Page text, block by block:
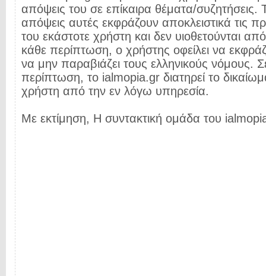
απόψεις του σε επίκαιρα θέματα/συζητήσεις.
απόψεις αυτές εκφράζουν αποκλειστικά τις
του εκάστοτε χρήστη και δεν υιοθετούνται
κάθε περίπτωση, ο χρήστης οφείλει να
να μην παραβιάζει τους ελληνικούς νόμους.
περίπτωση, το ialmopia.gr διατηρεί το
χρήστη από την εν λόγω υπηρεσία.
Με εκτίμηση, Η συντακτική ομάδα του